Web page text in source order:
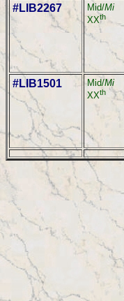
#LIB2267 Mid/Mi
XXth
#LIB1501 Mid/Mi
XXth